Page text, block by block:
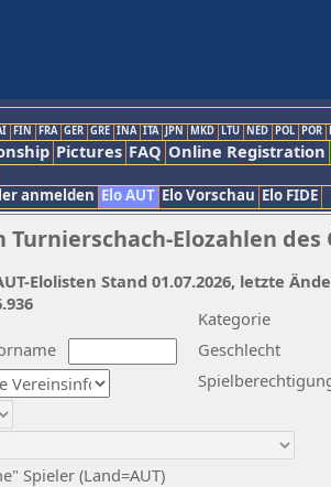
FIN FRA GER GRE INA ITA JPN MKD LTU NED POL POR
Pictures FAQ Online Registration
anmelden Elo AUT Elo Vorschau Elo FIDE
Elozahlen des
Kategorie
Geschlecht
Spieler (Land=AUT)
Elolisten Stand 01.07.2026, letzte